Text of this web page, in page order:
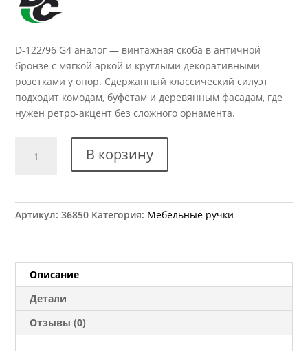
D-122/96 G4 аналог — винтажная скоба в античной
бронзе с мягкой аркой и круглыми декоративными
розетками у опор. Сдержанный классический силуэт
подходит комодам, буфетам и деревянным фасадам, где
нужен ретро-акцент без сложного орнамента.
товара
122/96
В корзину
Артикул:36850 Категория: Мебельные ручки
Описание
Детали
Отзывы (0)